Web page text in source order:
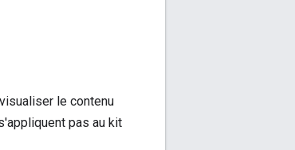
le contenu
pas au kit